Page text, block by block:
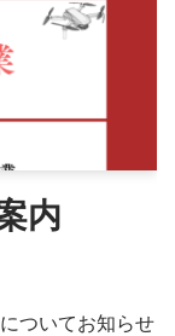
内
ついてお知らせ